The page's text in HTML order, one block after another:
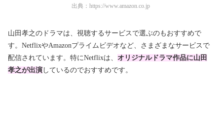
出典： https://www.amazon.co.jp
山田孝之のドラマは、視聴するサービスで選ぶのもおすすめで
す。NetflixやAmazonプライムビデオなど、さまざまなサービスで
配信されています。特にNetflixは、 オリジナルドラマ作品に山田
孝之が出演 しているのでおすすめです。